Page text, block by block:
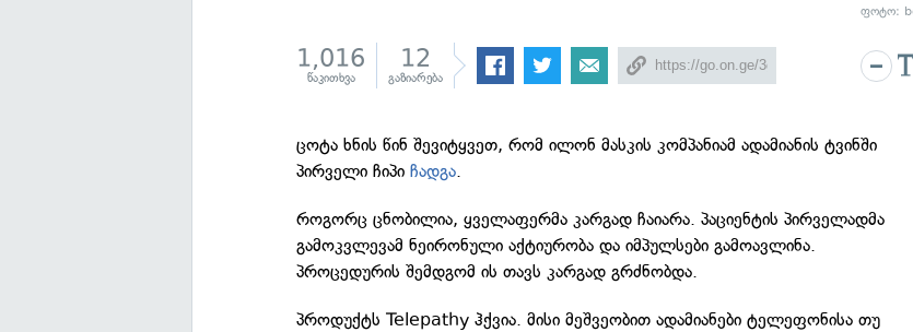
ფოტო:
1,016
წაკითხვა
12
გაზიარება
ცოტა ხნის წინ შევიტყვეთ, რომ ილონ მასკის კომპანიამ ადამიანის ტვინში
პირველი ჩიპიჩადგა.
როგორც ცნობილია, ყველაფერმა კარგად ჩაიარა. პაციენტის პირველადმა
გამოკვლევამ ნეირონული აქტიურობა და იმპულსები გამოავლინა.
პროცედურის შემდგომ ის თავს კარგად გრძნობდა.
პროდუქტს Telepathy ჰქვია. მისი მეშვეობით ადამიანები ტელეფონისა თუ